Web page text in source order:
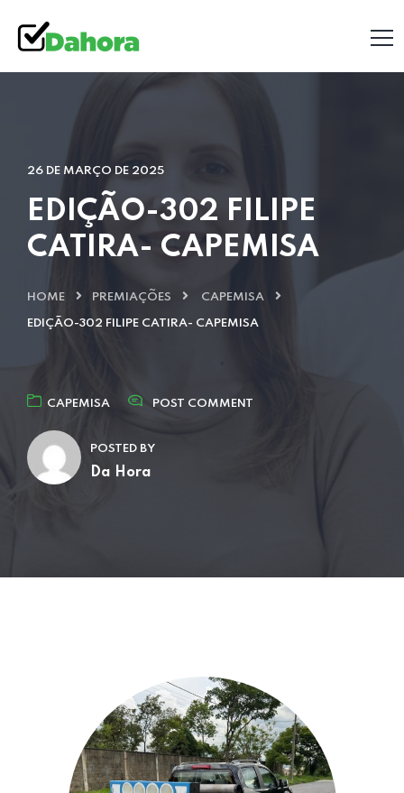
26 DE MARÇO DE 2025
EDIÇÃO-302 FILIPE
CATIRA- CAPEMISA
HOME PREMIAÇÕES CAPEMISA
EDIÇÃO-302 FILIPE CATIRA- CAPEMISA
CAPEMISA POST COMMENT
POSTED BY
Da Hora